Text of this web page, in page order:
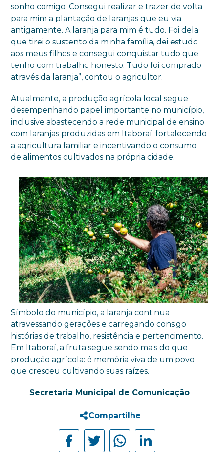
sonho comigo. Consegui realizar e trazer de volta
para mim a plantação de laranjas que eu via
antigamente. A laranja para mim é tudo. Foi dela
que tirei o sustento da minha família, dei estudo
aos meus filhos e consegui conquistar tudo que
tenho com trabalho honesto. Tudo foi comprado
através da laranja”, contou o agricultor.
Atualmente, a produção agrícola local segue
desempenhando papel importante no município,
inclusive abastecendo a rede municipal de ensino
com laranjas produzidas em Itaboraí, fortalecendo
a agricultura familiar e incentivando o consumo
de alimentos cultivados na própria cidade.
Símbolo do município, a laranja continua
atravessando gerações e carregando consigo
histórias de trabalho, resistência e pertencimento.
Em Itaboraí, a fruta segue sendo mais do que
produção agrícola: é memória viva de um povo
que cresceu cultivando suas raízes.
Secretaria Municipal de Comunicação
Compartilhe